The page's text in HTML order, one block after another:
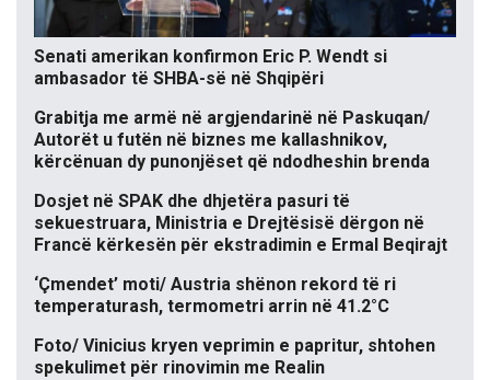
Senati amerikan konfirmon Eric P. Wendt si
ambasador të SHBA-së në Shqipëri
Grabitja me armë në argjendarinë në Paskuqan/
Autorët u futën në biznes me kallashnikov,
kërcënuan dy punonjëset që ndodheshin brenda
Dosjet në SPAK dhe dhjetëra pasuri të
sekuestruara, Ministria e Drejtësisë dërgon në
Francë kërkesën për ekstradimin e Ermal Beqirajt
‘Çmendet’ moti/ Austria shënon rekord të ri
temperaturash, termometri arrin në 41.2°C
Foto/ Vinicius kryen veprimin e papritur, shtohen
spekulimet për rinovimin me Realin